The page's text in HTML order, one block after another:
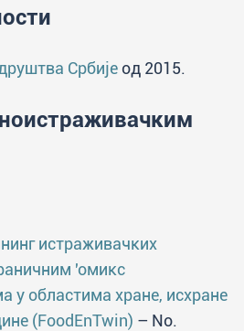
Србијеод 2015.
истраживачких
'омикс
у областима хране, исхране
(FoodEnTwin) – No.